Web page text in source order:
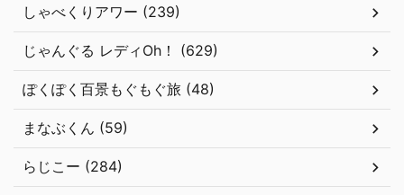
しゃべくりアワー (239)
じゃんぐる レディOh！ (629)
ぽくぽく百景もぐもぐ旅 (48)
まなぶくん (59)
らじこー (284)